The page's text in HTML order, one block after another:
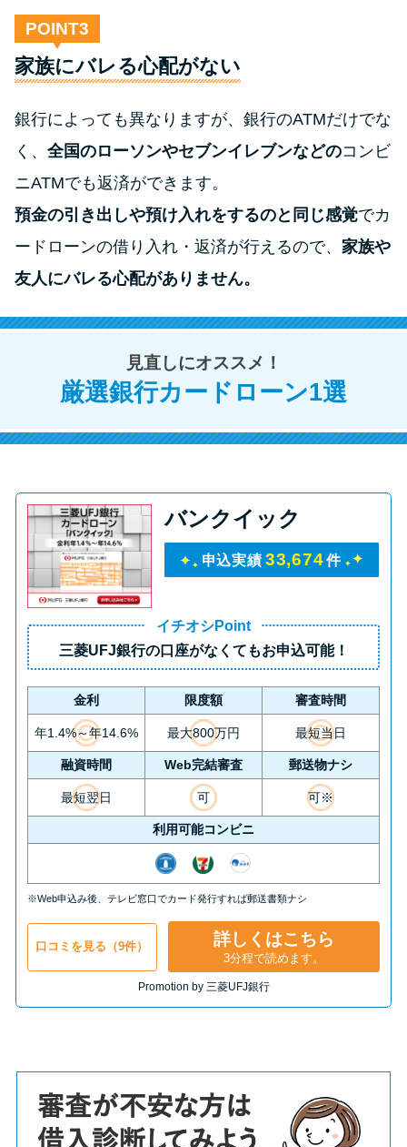
POINT
家族にバレる心配がない
銀行によっても異なりますが、銀行のATMだけでな
く、 全国のローソンやセブンイレブンなどのコンビ
ニATMでも返済ができます。
預金の引き出しや預け入れをするのと同じ感覚でカ
ードローンの借り入れ・返済が行えるので、 家族や
友人にバレる心配がありません。
見直しにオススメ！
厳選銀行カードローン1選
バンクイック
申込実績 33,674 件
イチオシPoint
三菱UFJ銀行の口座がなくてもお申込可能！
金利 限度額 審査時間
年1.4%～年14.6% 最大800万円 最短当日
融資時間 Web完結審査 郵送物ナシ
最短翌日 可 可※
利用可能コンビニ
※Web申込み後、テレビ窓口でカード発行すれば郵送書類ナシ
口コミを見る（9件） 詳しくはこちら
3分程で読めます。
Promotion by 三菱UFJ銀行